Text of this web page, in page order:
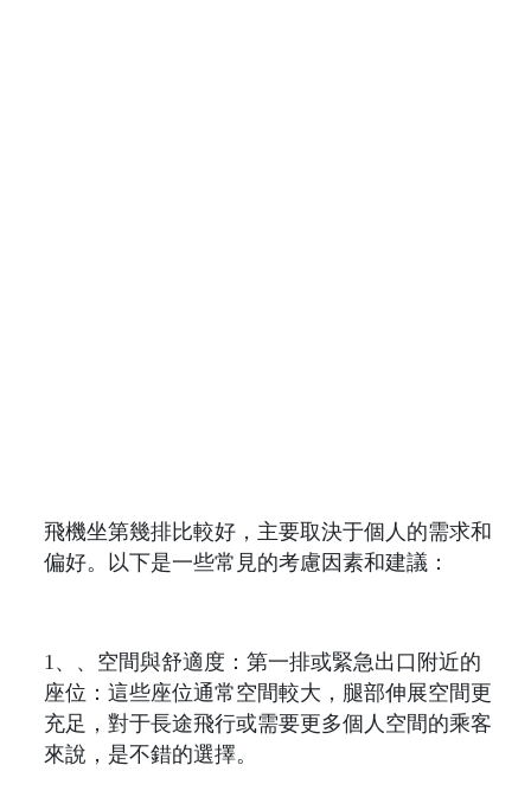
飛機坐第幾排比較好，主要取決于個人的需求和
偏好。以下是一些常見的考慮因素和建議：
1、、空間與舒適度：第一排或緊急出口附近的
座位：這些座位通常空間較大，腿部伸展空間更
充足，對于長途飛行或需要更多個人空間的乘客
來說，是不錯的選擇。